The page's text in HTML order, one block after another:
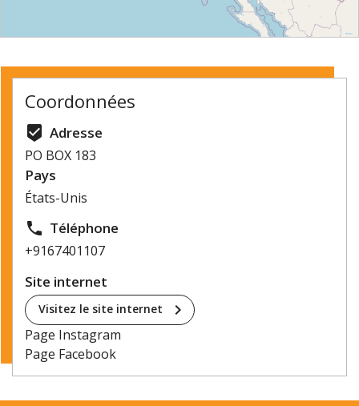
©OpenStreetMapcontributors.
Coordonnées
beenhere Adresse
PO BOX 183
Pays
États-Unis
local_phone Téléphone
+9167401107
Site internet
Visitez le site internet chevron_right
Page Instagram
Page Facebook